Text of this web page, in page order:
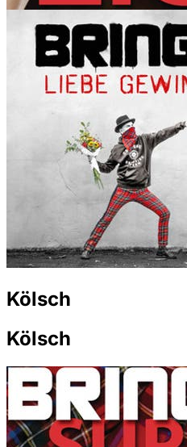
Kölsch
Kölsch